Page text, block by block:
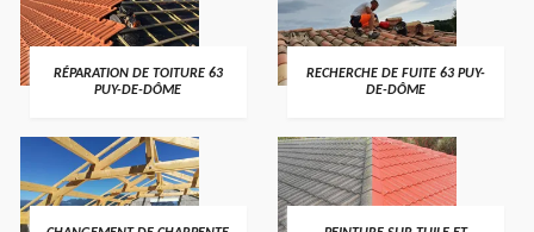
RÉPARATION DE TOITURE 63
PUY-DE-DÔME
RECHERCHE DE FUITE 63 PUY-
DE-DÔME